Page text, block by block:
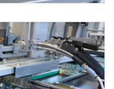
280R-T
device + wrap-